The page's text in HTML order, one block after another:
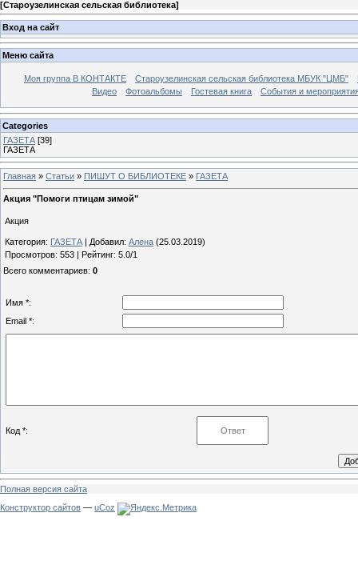
[Староузелинская сельская библиотека]
Вход на сайт
Меню сайта
Моя группа В КОНТАКТЕ Староузелинская сельская библиотека МБУК "ЦМБ"
Видео
Фотоальбомы Гостевая книга События и
Categories
ГАЗЕТА [39]
ГАЗЕТА
Главная » Статьи » ПИШУТ О БИБЛИОТЕКЕ » ГАЗЕТА
Акция "Помоги птицам зимой"
Акция
Категория: ГАЗЕТА Добавил: Алена (25.03.2019)
Просмотров: 553 Рейтинг: 5.0/1
Всего комментариев: 0
Имя *:
Email *:
Код *:
Полная версия сайта
Конструктор сайтов — uCoz